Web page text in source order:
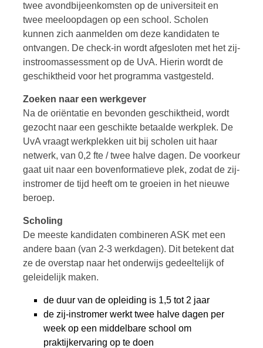
twee avondbijeenkomsten op de universiteit en
twee meeloopdagen op een school. Scholen
kunnen zich aanmelden om deze kandidaten te
ontvangen. De check-in wordt afgesloten met het zij-
instroomassessment op de UvA. Hierin wordt de
geschiktheid voor het programma vastgesteld.
Zoeken naar een werkgever
Na de oriëntatie en bevonden geschiktheid, wordt
gezocht naar een geschikte betaalde werkplek. De
UvA vraagt werkplekken uit bij scholen uit haar
netwerk, van 0,2 fte / twee halve dagen. De voorkeur
gaat uit naar een bovenformatieve plek, zodat de zij-
instromer de tijd heeft om te groeien in het nieuwe
beroep.
Scholing
De meeste kandidaten combineren ASK met een
andere baan (van 2-3 werkdagen). Dit betekent dat
ze de overstap naar het onderwijs gedeeltelijk of
geleidelijk maken.
de duur van de opleiding is 1,5 tot 2 jaar
de zij-instromer werkt twee halve dagen per
week op een middelbare school om
praktijkervaring op te doen